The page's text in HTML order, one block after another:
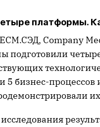
платформы.
Company
подготовили
5 бизнес-